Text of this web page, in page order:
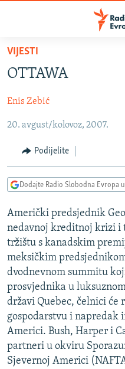
Pređite
glavni
Pređite
na
navigaciju
Pređite
na
pretragu
SRBIJA
KOSOVO
CRNA GORA
VIZUELNO
VIDEO
FOTOGALERIJE
INFOGRAFIKE
PODCASTI
RAT U UKRAJINI
KINA NA BALKANU
RSE PRIČE IZ SVIJETA
ISPRIČAJ MI
DNEVNO@RSE
SPECIJALI RSE
VIŠE OD NASLOVA
GENOCID U SREBRENICI
PRATITE NAS
VIJESTI
OTTAWA
Enis Zebić
20. avgust/kolovoz, 2007.
Podijelite
Dodajte Radio Slobodna Evropa
Američki predsjednik
nedavnoj kreditnoj krizi i
tržištu s kanadskim
meksičkim
dvodnevnom summitu
prosvjednika u
državi Quebec, čelnici
gospodarstvu i napredak
Americi. Bush, Harper i
partneri u okviru
Sjevernoj Americi